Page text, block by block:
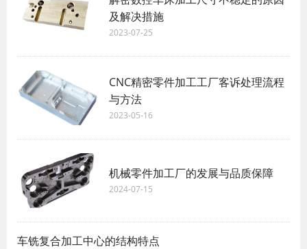
及解决措施
2023-07-25
CNC精密零件加工工厂客诉处理流程
与方法
2023-05-16
机械零件加工厂的发展与品质保障
2024-07-15
车铣复合加工中心的结构特点